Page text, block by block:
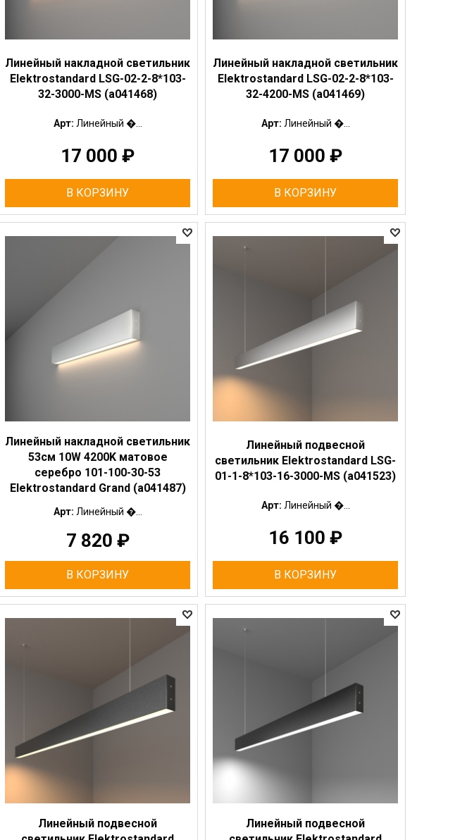
Линейный накладной светильник
Elektrostandard LSG-02-2-8*103-
32-3000-MS (a041468)
Арт: Линейный �...
17 000 ₽
В КОРЗИНУ
Линейный накладной светильник
Elektrostandard LSG-02-2-8*103-
32-4200-MS (a041469)
Арт: Линейный �...
17 000 ₽
В КОРЗИНУ
Линейный накладной светильник
53см 10W 4200K матовое
серебро 101-100-30-53
Elektrostandard Grand (a041487)
Арт: Линейный �...
7 820 ₽
В КОРЗИНУ
Линейный подвесной
светильник Elektrostandard LSG-
01-1-8*103-16-3000-MS (a041523)
Арт: Линейный �...
16 100 ₽
В КОРЗИНУ
Линейный подвесной
Линейный подвесной